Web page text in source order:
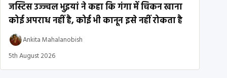
जस्टिस उज्ज्वल भुइयां ने कहा कि गंगा में चिकन खाना
कोई अपराध नहीं है, कोई भी कानून इसे नहीं रोकता है
Ankita Mahalanobish
5th August 2026